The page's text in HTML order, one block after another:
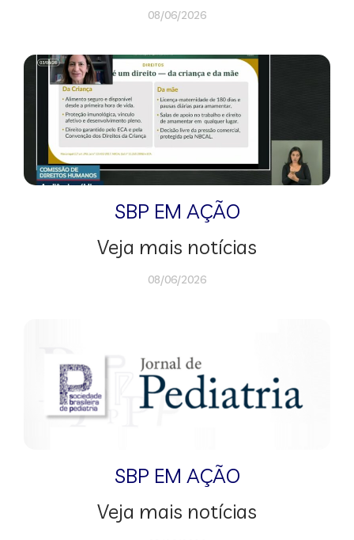
08/06/2026
SBP EM AÇÃO
Veja mais notícias
08/06/2026
SBP EM AÇÃO
Veja mais notícias